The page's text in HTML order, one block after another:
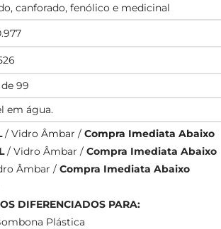
canforado, fenólico e medicinal
99
em água.
/ Vidro Âmbar / Compra Imediata Abaixo
/ Vidro Âmbar / Compra Imediata Abaixo
Âmbar / Compra Imediata Abaixo
DIFERENCIADOS PARA:
Plástica